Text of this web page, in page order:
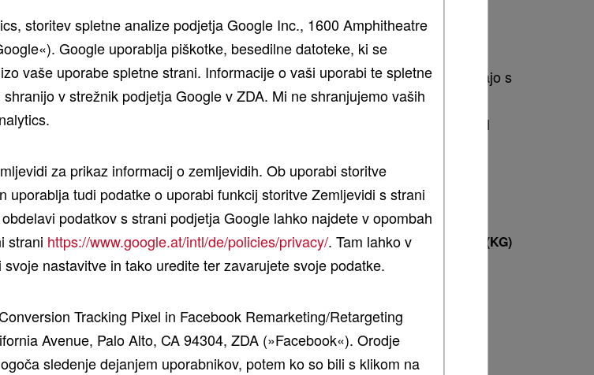
ZA BALE S FIKSNO KOMORO
stroškovna učinkovitost
komoro RB 1125F, 2125F in 2125FPR družbe Massey Ferguson razpolagajo s
komoro za bale, z 18 valji PowerGrip in mehansko zapiralno loputo
in gostoto bal, medtem ko dvostopenjski zaščitni sistem Hydroflexcontrol
ROTORJA OZ. REZALNIKA PROSTORNINA KOMORE ZA BALO (M3)
MASA (KG)
1,50
1,50
storitev spletne analize podjetja Google Inc., 1600 Amphitheatre
Google uporablja piškotke, besedilne datoteke, ki se
vaše uporabe spletne strani. Informacije o vaši uporabi te spletne
v strežnik podjetja Google v ZDA. Mi ne shranjujemo vaših
za prikaz informacij o zemljevidih. Ob uporabi storitve
uporablja tudi podatke o uporabi funkcij storitve Zemljevidi s strani
podatkov s strani podjetja Google lahko najdete v opombah
strani https://www.google.at/intl/de/policies/privacy/. Tam lahko v
nastavitve in tako uredite ter zavarujete svoje podatke.
Tracking Pixel in Facebook Remarketing/Retargeting
Avenue, Palo Alto, CA 94304, ZDA (»Facebook«). Orodje
sledenje dejanjem uporabnikov, potem ko so bili s klikom na